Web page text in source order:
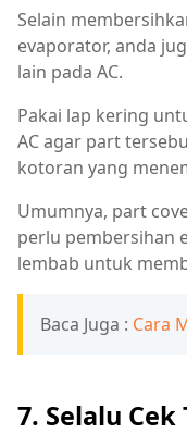
Selain
evaporator, anda
lain pada AC.
Pakai lap kering
AC agar part
kotoran yang
Umumnya, part
perlu pembersihan
lembab untuk
Baca Juga : Cara
7. Selalu Cek